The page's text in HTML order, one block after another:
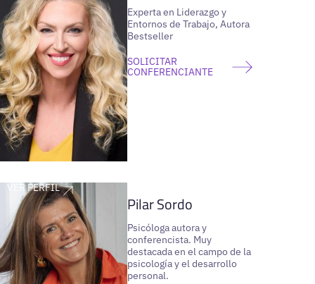
Experta en Liderazgo y
Entornos de Trabajo, Autora
Bestseller
SOLICITAR
CONFERENCIANTE
VER PERFIL
Pilar Sordo
Psicóloga autora y
conferencista. Muy
destacada en el campo de la
psicología y el desarrollo
personal.